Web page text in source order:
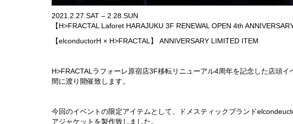
2021.2.27.SAT – 2.28.SUN
【H>FRACTAL Laforet HARAJUKU 3F RENEWAL OPEN 4th
【elconductorH × H>FRACTAL】 ANNIVERSARY LIMITED ITEM
H>FRACTALラフォーレ原宿店3F移転リニューアル4周年を記念した店頭
間に渡り開催致します。
今回のイベントの限定アイテムとして、ドメスティックブランド
アジャケットを製作致しました。